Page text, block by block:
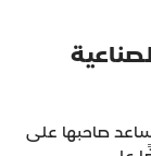
صاحبها على